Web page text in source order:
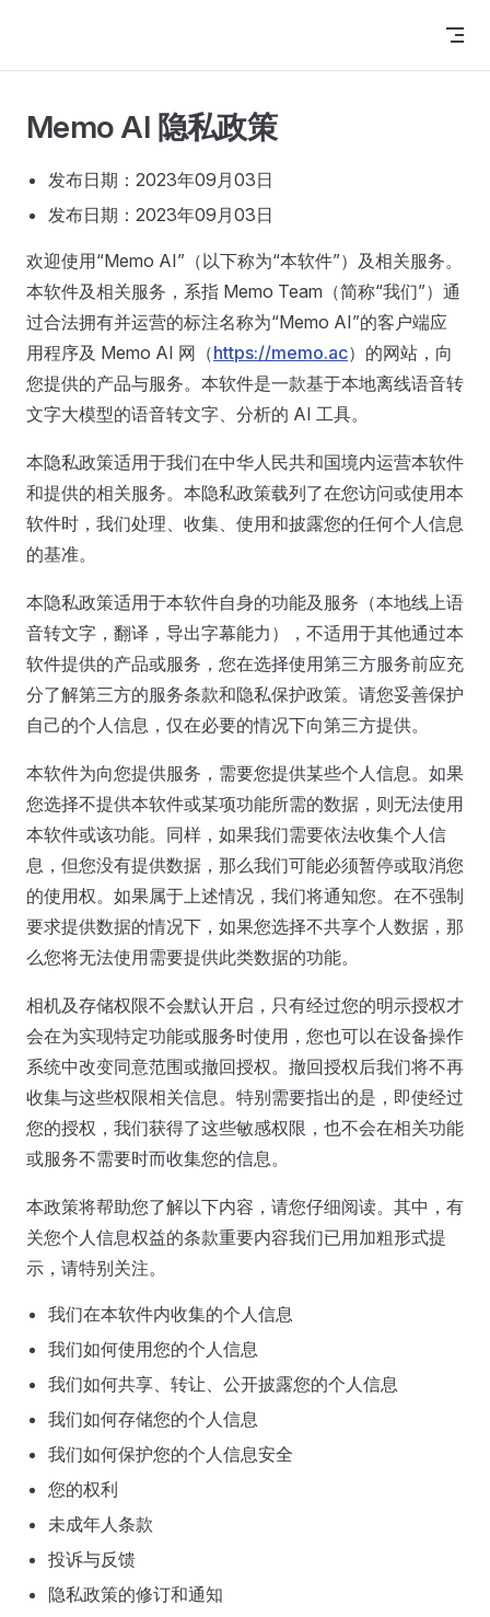
Memo AI 隐私政策
发布日期：2023年09月03日
发布日期：2023年09月03日
欢迎使用“Memo AI”（以下称为“本软件”）及相关服务。
本软件及相关服务，系指 Memo Team（简称“我们”）通
过合法拥有并运营的标注名称为“Memo AI”的客户端应
用程序及 Memo AI 网（https://memo.ac）的网站，向
您提供的产品与服务。本软件是一款基于本地离线语音转
文字大模型的语音转文字、分析的 AI 工具。
本隐私政策适用于我们在中华人民共和国境内运营本软件
和提供的相关服务。本隐私政策载列了在您访问或使用本
软件时，我们处理、收集、使用和披露您的任何个人信息
的基准。
本隐私政策适用于本软件自身的功能及服务（本地线上语
音转文字，翻译，导出字幕能力），不适用于其他通过本
软件提供的产品或服务，您在选择使用第三方服务前应充
分了解第三方的服务条款和隐私保护政策。请您妥善保护
自己的个人信息，仅在必要的情况下向第三方提供。
本软件为向您提供服务，需要您提供某些个人信息。如果
您选择不提供本软件或某项功能所需的数据，则无法使用
本软件或该功能。同样，如果我们需要依法收集个人信
息，但您没有提供数据，那么我们可能必须暂停或取消您
的使用权。如果属于上述情况，我们将通知您。在不强制
要求提供数据的情况下，如果您选择不共享个人数据，那
么您将无法使用需要提供此类数据的功能。
相机及存储权限不会默认开启，只有经过您的明示授权才
会在为实现特定功能或服务时使用，您也可以在设备操作
系统中改变同意范围或撤回授权。撤回授权后我们将不再
收集与这些权限相关信息。特别需要指出的是，即使经过
您的授权，我们获得了这些敏感权限，也不会在相关功能
或服务不需要时而收集您的信息。
本政策将帮助您了解以下内容，请您仔细阅读。其中，有
关您个人信息权益的条款重要内容我们已用加粗形式提
示，请特别关注。
我们在本软件内收集的个人信息
我们如何使用您的个人信息
我们如何共享、转让、公开披露您的个人信息
我们如何存储您的个人信息
我们如何保护您的个人信息安全
您的权利
未成年人条款
投诉与反馈
隐私政策的修订和通知